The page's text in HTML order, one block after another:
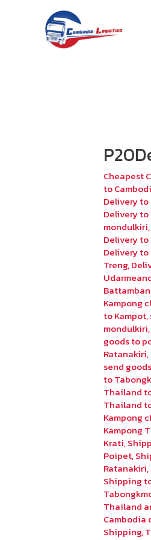
Cheapest
to
Delivery to
Delivery to
mondulkiri,
Delivery
Delivery
Treng,
Kampong
to Kampot,
mondulkiri,
goods to
Ratanakiri,
send
to
Thailand
Thailand
Kampong
Kampong
Krati,
Poipet,
Ratanakiri,
Shipping
Thailand
Cambodia
Shipping,